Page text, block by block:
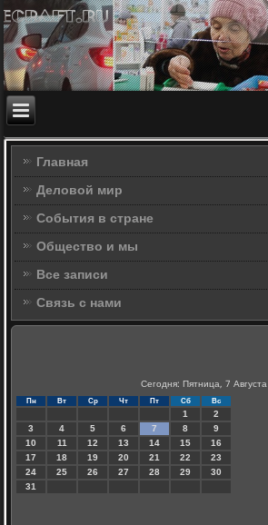
Главная
Деловой мир
События в стране
Общество и мы
Все записи
Связь с нами
Сегодня: Пятница, 7 Августа
Пн Вт Ср Чт Пт Сб Вс
1
2
3
4 5 6 7 8
9
10
11 12 13 14 15
16
17
18 19 20 21 22
23
24
25 26 27 28 29
30
31